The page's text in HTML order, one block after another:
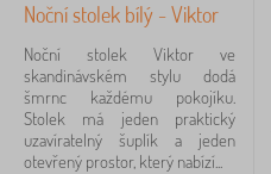
Noční stolek bílý - Viktor
Noční stolek Viktor ve
skandinávském stylu dodá
šmrnc každému pokojíku.
Stolek má jeden praktický
uzavíratelný šuplík a jeden
otevřený prostor, který nabízí...